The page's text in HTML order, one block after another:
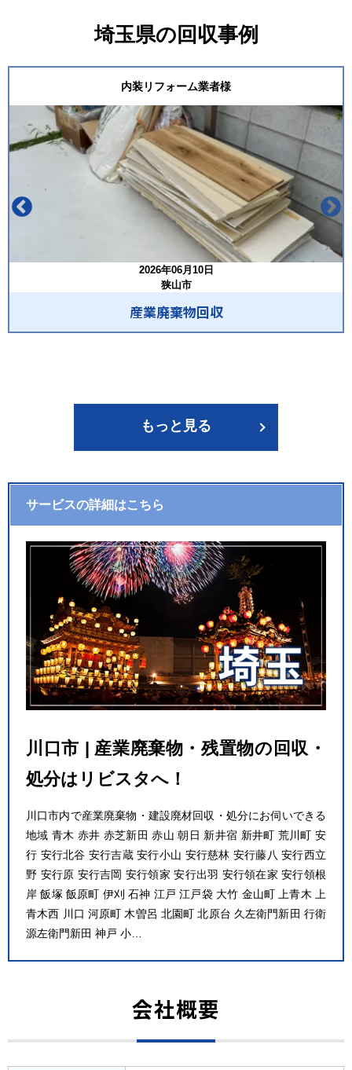
埼玉県の回収事例
内装リフォーム業者様
2026年06月10日
狭山市
産業廃棄物回収
もっと見る
サービスの詳細はこちら
川口市 | 産業廃棄物・残置物の回収・
処分はリビスタへ！
川口市内で産業廃棄物・建設廃材回収・処分にお伺いできる
地域 青木 赤井 赤芝新田 赤山 朝日 新井宿 新井町 荒川町 安
行 安行北谷 安行吉蔵 安行小山 安行慈林 安行藤八 安行西立
野 安行原 安行吉岡 安行領家 安行出羽 安行領在家 安行領根
岸 飯塚 飯原町 伊刈 石神 江戸 江戸袋 大竹 金山町 上青木 上
青木西 川口 河原町 木曽呂 北園町 北原台 久左衛門新田 行衛
源左衛門新田 神戸 小…
会社概要